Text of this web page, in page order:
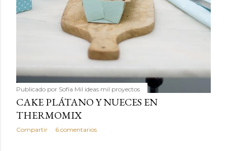
Publicado por Sofía Mil ideas mil proyectos
CAKE PLÁTANO Y NUECES EN
THERMOMIX
Compartir 6 comentarios